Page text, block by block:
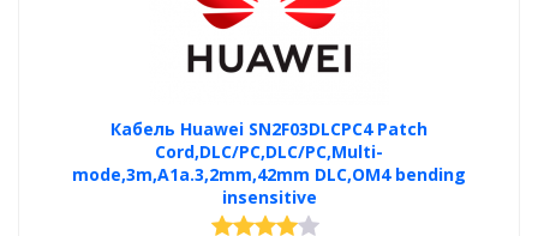
Кабель Huawei SN2F03DLCPC4 Patch
Cord,DLC/PC,DLC/PC,Multi-
mode,3m,A1a.3,2mm,42mm DLC,OM4 bending
insensitive